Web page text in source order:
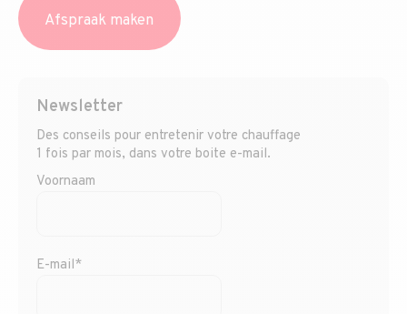
Afspraak maken
Newsletter
Des conseils pour entretenir votre chauffage
1 fois par mois, dans votre boite e-mail.
Voornaam
E-mail*